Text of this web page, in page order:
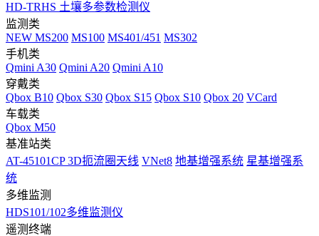
HD-TRHS 土壤多参数检测仪
监测类
NEW MS200 MS100 MS401/451 MS302
手机类
Qmini A30 Qmini A20 Qmini A10
穿戴类
Qbox B10 Qbox S30 Qbox S15 Qbox S10 Qbox 20 VCard
车载类
Qbox M50
基准站类
AT-45101CP 3D扼流圈天线 VNet8 地基增强系统 星基增强系
统
多维监测
HDS101/102多维监测仪
遥测终端